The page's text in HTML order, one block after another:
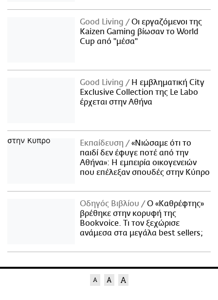
Good Living
Οι εργαζόμενοι της
Kaizen Gaming βίωσαν το World
Cup από "μέσα"
Good Living
Η εμβληματική City
Exclusive Collection της Le Labo
έρχεται στην Αθήνα
Εκπαίδευση
«Νιώσαμε ότι το
παιδί δεν έφυγε ποτέ από την
Αθήνα»: Η εμπειρία οικογενειών
που επέλεξαν σπουδές στην Κύπρο
Οδηγός Βιβλίου
Ο «Καθρέφτης»
βρέθηκε στην κορυφή της
Bookvoice. Τι τον ξεχώρισε
ανάμεσα στα μεγάλα best sellers;